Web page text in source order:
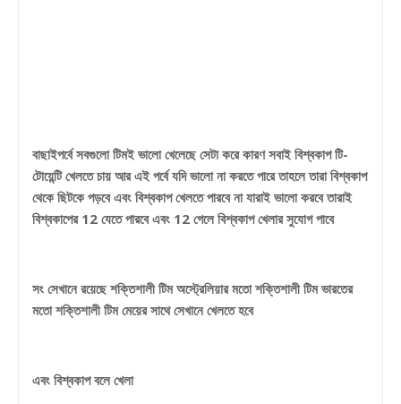
বাছাইপর্বে সবগুলো টিমই ভালো খেলেছে সেটা করে কারণ সবাই বিশ্বকাপ টি-
টোয়েন্টি খেলতে চায় আর এই পর্বে যদি ভালো না করতে পারে তাহলে তারা বিশ্বকাপ
থেকে ছিটকে পড়বে এবং বিশ্বকাপ খেলতে পারবে না যারাই ভালো করবে তারাই
বিশ্বকাপের 12 যেতে পারবে এবং 12 গেলে বিশ্বকাপ খেলার সুযোগ পাবে
সং সেখানে রয়েছে শক্তিশালী টিম অস্ট্রেলিয়ার মতো শক্তিশালী টিম ভারতের
মতো শক্তিশালী টিম মেয়ের সাথে সেখানে খেলতে হবে
এবং বিশ্বকাপ বলে খেলা